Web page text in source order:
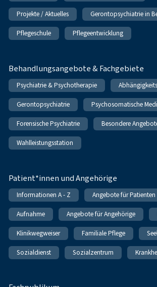
Projekte / Aktuelles Gerontopsychiatrie in
Pflegeschule Pflegeentwicklung
Behandlungsangebote & Fachgebiete
Psychiatrie & Psychotherapie
Gerontopsychiatrie Psychosomatische
Forensische Psychiatrie Besondere
Wahlleistungsstation
Patient*innen und Angehörige
Informationen A - Z Angebote für Patienten
Aufnahme Angebote für Angehörige
Klinikwegweiser Familiale Pflege
Sozialdienst Sozialzentrum